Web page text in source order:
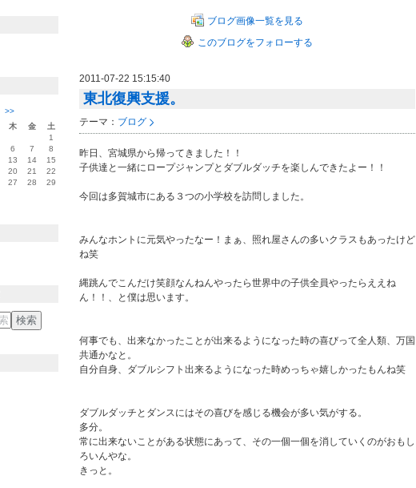
>>
木 金
土
1
6 7
8
13 14
15
20 21
22
27 28
29
ブログ画像一覧を見る
このブログをフォローする
2011-07-22 15:15:40
東北復興支援。
テーマ： ブログ
昨日、宮城県から帰ってきました！！
子供達と一緒にロープジャンプとダブルダッチを楽しんできたよー！！
今回は多賀城市にある３つの小学校を訪問しました。
みんなホントに元気やったなー！まぁ、照れ屋さんの多いクラスもあったけど
ね笑
縄跳んでこんだけ笑顔なんねんやったら世界中の子供全員やったらええね
ん！！、と僕は思います。
何事でも、出来なかったことが出来るようになった時の喜びって全人類、万国
共通かなと。
自分自身、ダブルシフト出来るようになった時めっちゃ嬉しかったもんね笑
ダブルダッチとダンスにはその喜びを感じる機会が多い気がする。
多分。
常に出来ないことがある状態にあって、その一個一個を消していくのがおもし
ろいんやな。
きっと。